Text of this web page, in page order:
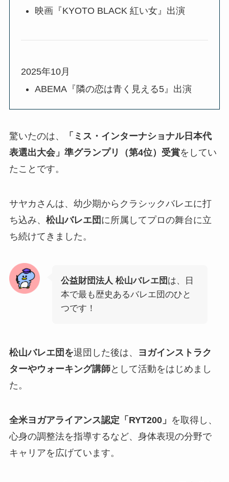
映画『KYOTO BLACK 紅い女』出演
2025年10月
ABEMA『隣の恋は青く見える5』出演
驚いたのは、
「ミス・インターナショナル日本代
表選出大会」準グランプリ（第4位）受賞をしてい
たことです。
サヤカさんは、幼少期からクラシックバレエに打
ち込み、 松山バレエ団 に所属してプロの舞台に立
ち続けてきました。
公益財団法人 松山バレエ団 は、日
本で最も歴史あるバレエ団のひと
つです！
松山バレエ団を退団した後は、
ヨガインストラク
ターやウォーキング講師として活動をはじめまし
た。
全米ヨガアライアンス認定「RYT200」 を取得し、
心身の調整法を指導するなど、身体表現の分野で
キャリアを広げています。